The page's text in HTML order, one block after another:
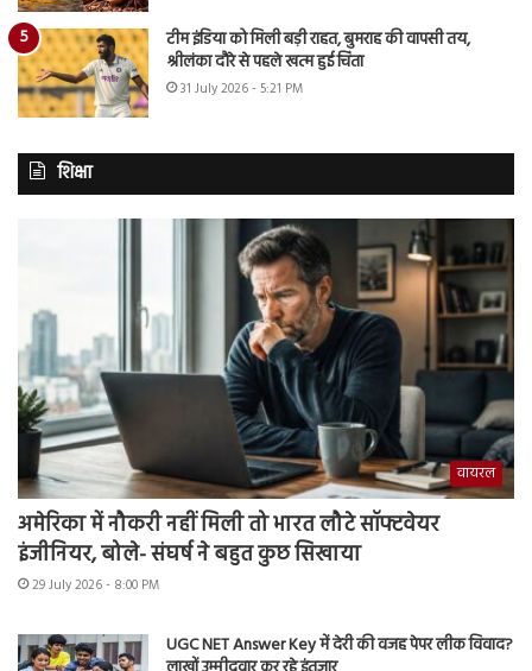
टीम इंडिया को मिली बड़ी राहत, बुमराह की वापसी तय,
श्रीलंका दौरे से पहले खत्म हुई चिंता
31 July 2026 - 5:21 PM
शिक्षा
वायरल
अमेरिका में नौकरी नहीं मिली तो भारत लौटे सॉफ्टवेयर
इंजीनियर, बोले- संघर्ष ने बहुत कुछ सिखाया
29 July 2026 - 8:00 PM
UGC NET Answer Key में देरी की वजह पेपर लीक विवाद?